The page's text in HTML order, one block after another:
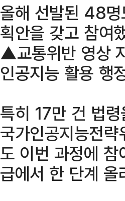
올해 선발된 48명
획안을 갖고 참여
▲교통위반 영상
인공지능 활용 행
특히 17만 건 법
국가인공지능전
도 이번 과정에
급에서 한 단계